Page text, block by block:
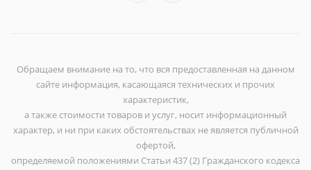
Обращаем внимание на то, что вся предоставленная на данном
сайте информация, касающаяся технических и прочих
характеристик,
а также стоимости товаров и услуг, носит информационный
характер, и ни при каких обстоятельствах не является публичной
офертой,
определяемой положениями Статьи 437 (2) Гражданского кодекса